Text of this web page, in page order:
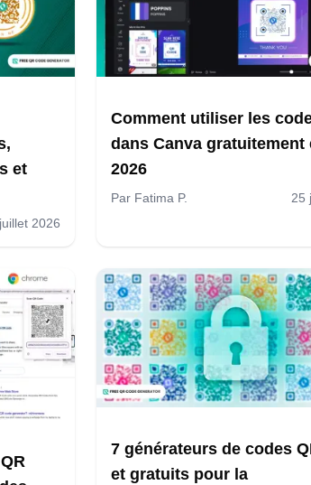
et
2026
Comment utiliser les
dans Canva gratuitement
2026
Par Fatima P. 25
7 générateurs de codes
et gratuits pour la